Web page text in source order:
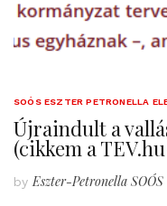
SOÓS ESZTER PETRONELLA
Újraindult a
(cikkem a
by Eszter-Petronella SOÓS